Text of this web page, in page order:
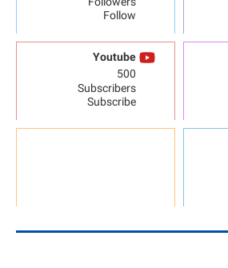
Followers
Follow
Youtube
500
Subscribers
Subscribe